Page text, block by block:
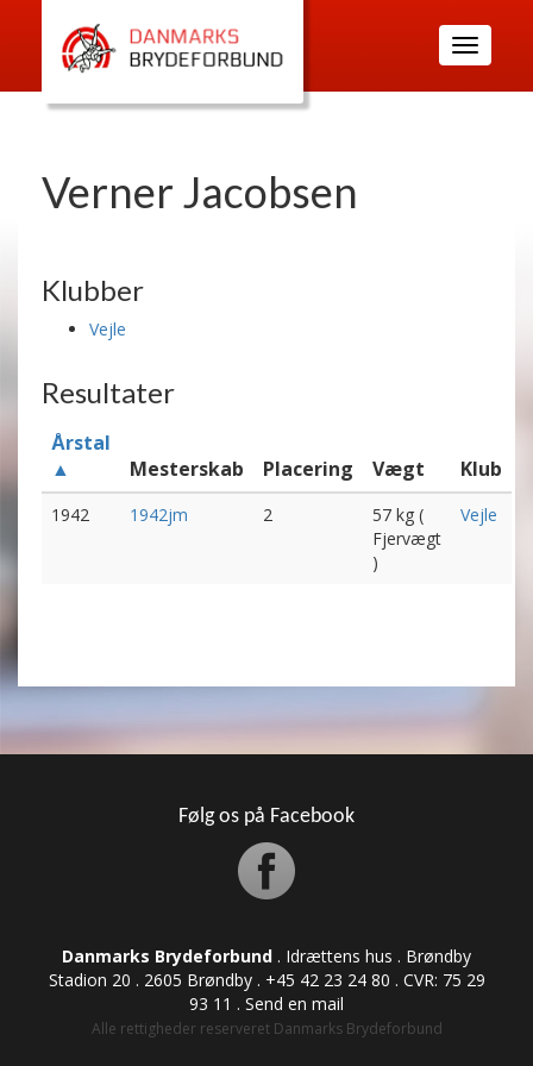
Toggle
navigation
Verner Jacobsen
Klubber
Vejle
Resultater
Årstal
▲
Mesterskab Placering Vægt Klub
1942 1942jm 2
57 kg (
Fjervægt
)
Vejle
Følg os på Facebook
Danmarks Brydeforbund . Idrættens hus . Brøndby
Stadion 20 . 2605 Brøndby . +45 42 23 24 80 . CVR: ​​​​​​75 29
93 11 . Send en mail
Alle rettigheder reserveret Danmarks Brydeforbund